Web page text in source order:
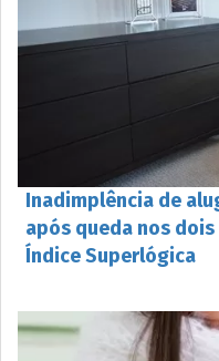
Inadimplência de
após queda nos
Índice Superlógica